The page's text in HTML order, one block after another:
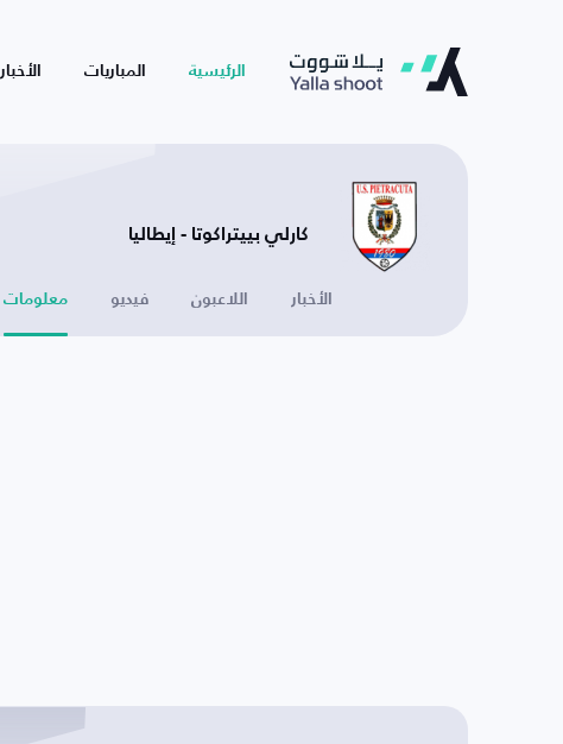
الرئيسية المباريات الأخبار
كارلي بييتراكوتا - إيطاليا
الأخبار اللاعبون فيديو معلومات